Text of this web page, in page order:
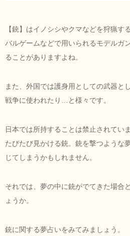
【銃】はイノシシやクマなどを狩猟す
バルゲームなどで用いられるモデルガ
ることがありますよね。
また、外国では護身用としての武器と
戦争に使われたり…と様々です。
日本では所持することは禁止されてい
たびたび見かける銃。銃を撃つような
じてしまうかもしれません。
それでは、夢の中に銃がでてきた場合
ょうか。
銃に関する夢占いをみてみましょう。